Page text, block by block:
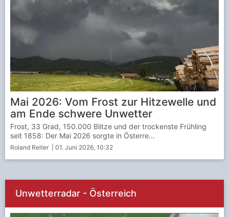
Mai 2026: Vom Frost zur Hitzewelle und
am Ende schwere Unwetter
Roland Reiter | 01. Juni 2026, 10:32
Frost, 33 Grad, 150.000 Blitze und der trockenste Frühling
seit 1858: Der Mai 2026 sorgte in Österre...
Unwetterradar - Österreich